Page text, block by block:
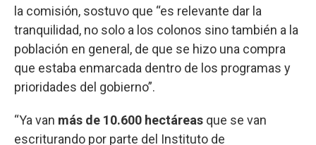
la comisión, sostuvo que “es relevante dar la
tranquilidad, no solo a los colonos sino también a la
población en general, de que se hizo una compra
que estaba enmarcada dentro de los programas y
prioridades del gobierno”.
“Ya van más de 10.600 hectáreas que se van
escriturando por parte del Instituto de